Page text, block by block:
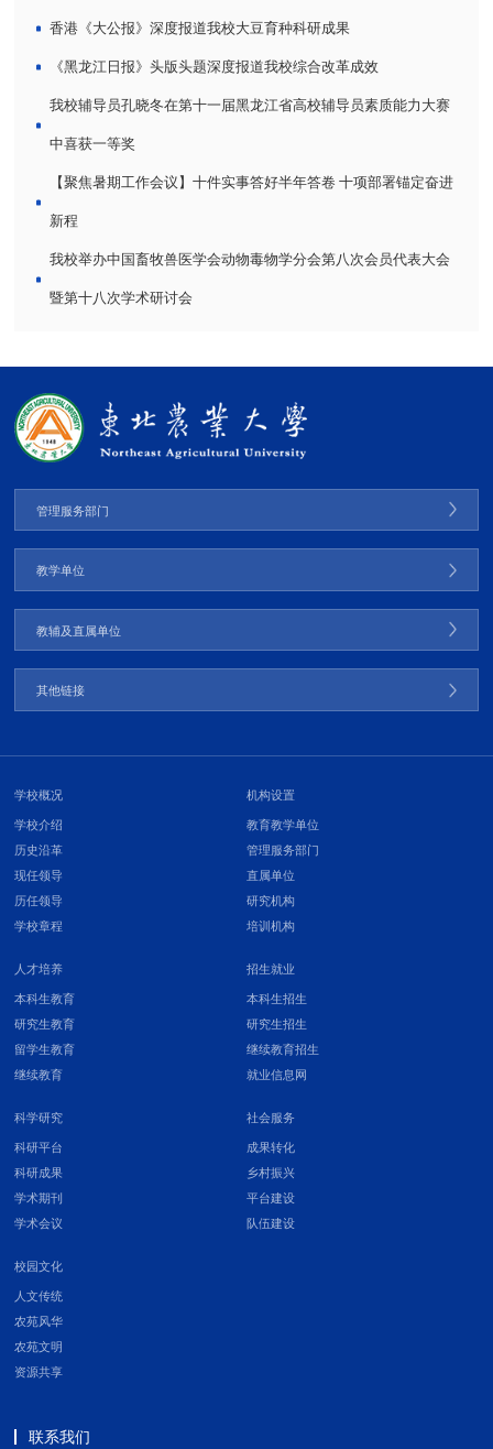
香港《大公报》深度报道我校大豆育种科研成果
《黑龙江日报》头版头题深度报道我校综合改革成效
我校辅导员孔晓冬在第十一届黑龙江省高校辅导员素质能力大赛
中喜获一等奖
【聚焦暑期工作会议】十件实事答好半年答卷 十项部署锚定奋进
新程
我校举办中国畜牧兽医学会动物毒物学分会第八次会员代表大会
暨第十八次学术研讨会
管理服务部门
教学单位
教辅及直属单位
其他链接
学校概况
学校介绍
历史沿革
现任领导
历任领导
学校章程
机构设置
教育教学单位
管理服务部门
直属单位
研究机构
培训机构
人才培养
本科生教育
研究生教育
留学生教育
继续教育
招生就业
本科生招生
研究生招生
继续教育招生
就业信息网
科学研究
科研平台
科研成果
学术期刊
学术会议
社会服务
成果转化
乡村振兴
平台建设
队伍建设
校园文化
人文传统
农苑风华
农苑文明
资源共享
联系我们